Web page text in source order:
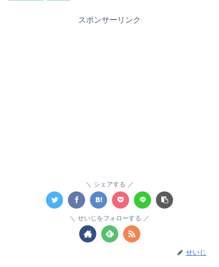
スポンサーリンク
シェアする
せいじをフォローする
せいじ